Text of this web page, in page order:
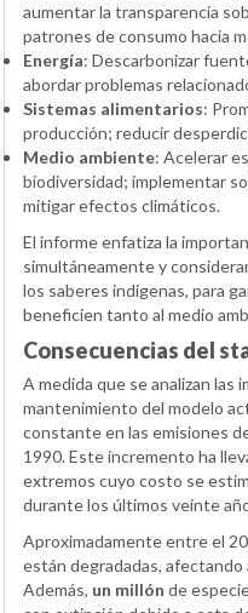
aumentar la transparencia
patrones de consumo hacia
Energía: Descarbonizar
abordar problemas
Sistemas alimentarios:
producción; reducir
Medio ambiente: Acelerar
biodiversidad; implementar
mitigar efectos climáticos.
El informe enfatiza la
simultáneamente y
los saberes indígenas, para
beneficien tanto al medio
Consecuencias del
A medida que se analizan las
mantenimiento del modelo
constante en las emisiones
1990. Este incremento ha
extremos cuyo costo se
durante los últimos veinte
Aproximadamente entre el
están degradadas, afectando
Además, un millón de